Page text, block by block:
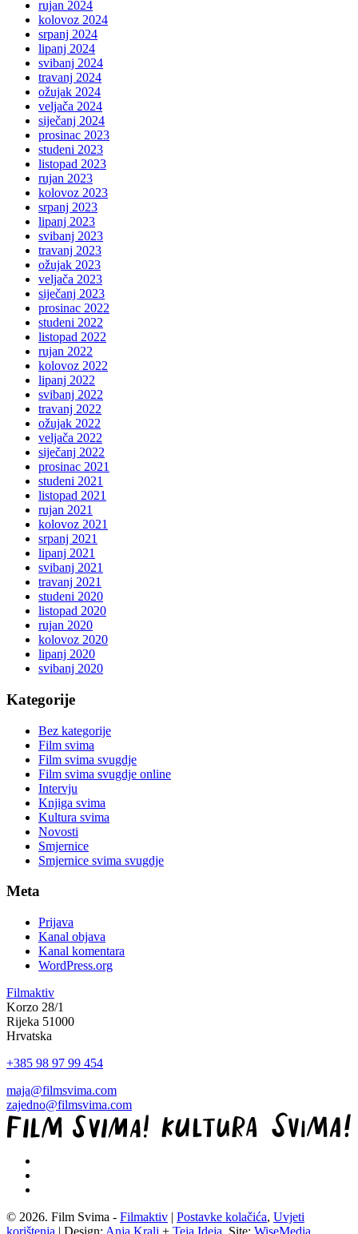
rujan 2024
kolovoz 2024
srpanj 2024
lipanj 2024
svibanj 2024
travanj 2024
ožujak 2024
veljača 2024
siječanj 2024
prosinac 2023
studeni 2023
listopad 2023
rujan 2023
kolovoz 2023
srpanj 2023
lipanj 2023
svibanj 2023
travanj 2023
ožujak 2023
veljača 2023
siječanj 2023
prosinac 2022
studeni 2022
listopad 2022
rujan 2022
kolovoz 2022
lipanj 2022
svibanj 2022
travanj 2022
ožujak 2022
veljača 2022
siječanj 2022
prosinac 2021
studeni 2021
listopad 2021
rujan 2021
kolovoz 2021
srpanj 2021
lipanj 2021
svibanj 2021
travanj 2021
studeni 2020
listopad 2020
rujan 2020
kolovoz 2020
lipanj 2020
svibanj 2020
Kategorije
Bez kategorije
Film svima
Film svima svugdje
Film svima svugdje online
Intervju
Knjiga svima
Kultura svima
Novosti
Smjernice
Smjernice svima svugdje
Meta
Prijava
Kanal objava
Kanal komentara
WordPress.org
Filmaktiv
Korzo 28/1
Rijeka 51000
Hrvatska
+385 98 97 99 454
maja@filmsvima.com
zajedno@filmsvima.com
© 2026. Film Svima - Filmaktiv | Postavke kolačića, Uvjeti